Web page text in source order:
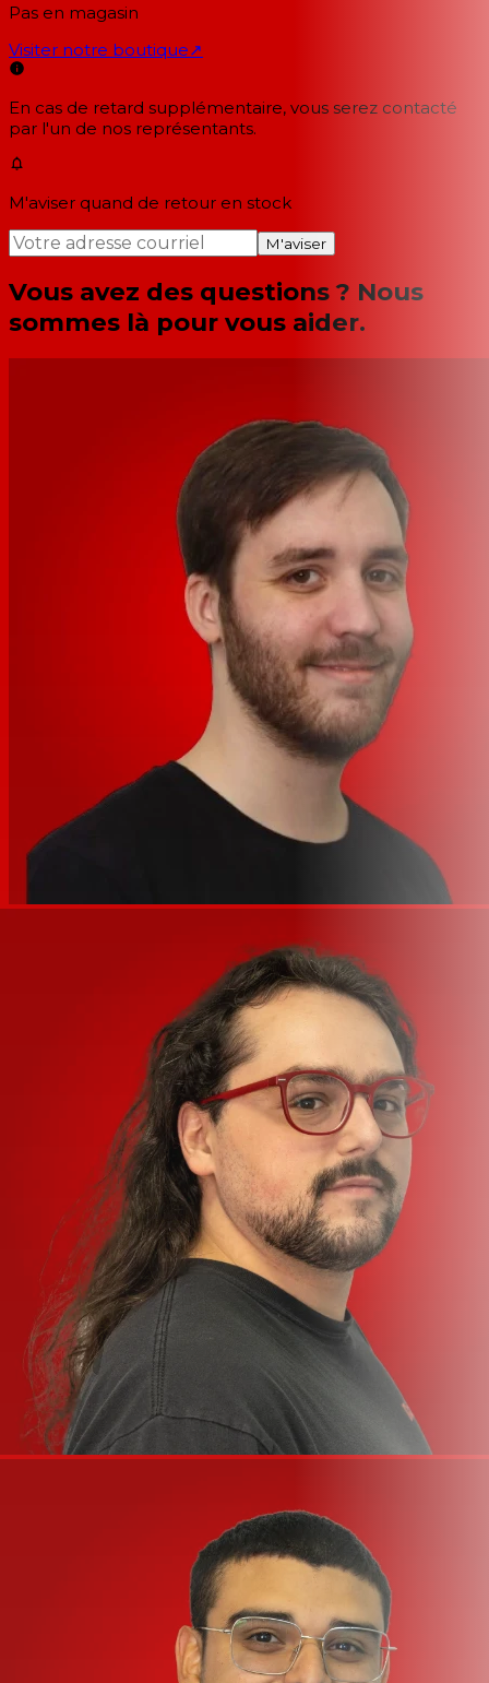
Pas en magasin
Visiter notre boutique↗
En cas de retard supplémentaire, vous serez contacté
par l'un de nos représentants.
M'aviser quand de retour en stock
M'aviser
Vous avez des questions ? Nous
sommes là pour vous aider.